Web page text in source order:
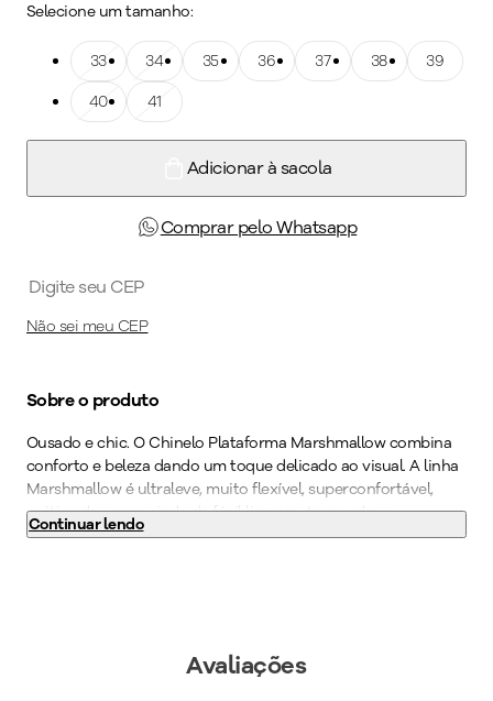
Selecione um tamanho:
Tamanho: 33
33Tamanho: 34
34Tamanho: 35
35Tamanho: 36
36Tamanho: 37
37Tamanho: 38
38Tamanho: 39
39
Tamanho: 40
40Tamanho: 41
41
Adicionar à sacola
Comprar pelo Whatsapp
Não sei meu CEP
Sobre o produto
Ousado e chic. O Chinelo Plataforma Marshmallow combina
conforto e beleza dando um toque delicado ao visual. A linha
Marshmallow é ultraleve, muito flexível, superconfortável,
prática de usar e ainda de fácil limpeza, tornando-a
indispensável para quem quer ter momentos de autocuidado
Continuar lendo
Avaliações